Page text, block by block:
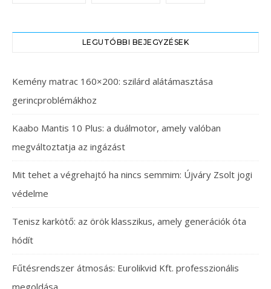
LEGUTÓBBI BEJEGYZÉSEK
Kemény matrac 160×200: szilárd alátámasztása
gerincproblémákhoz
Kaabo Mantis 10 Plus: a duálmotor, amely valóban
megváltoztatja az ingázást
Mit tehet a végrehajtó ha nincs semmim: Újváry Zsolt jogi
védelme
Tenisz karkötő: az örök klasszikus, amely generációk óta
hódít
Fűtésrendszer átmosás: Eurolikvid Kft. professzionális
megoldása